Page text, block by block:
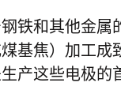
铁和其他金
煤基焦）加工
产这些电极